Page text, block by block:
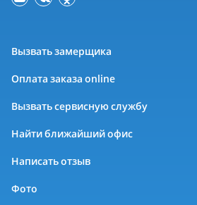
Вызвать замерщика
Оплата заказа online
Вызвать сервисную службу
Найти ближайший офис
Написать отзыв
Фото